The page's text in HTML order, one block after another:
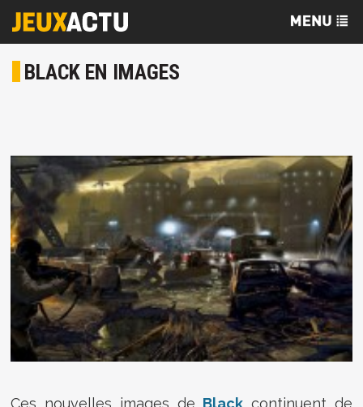
BLACK EN IMAGES
Ces nouvelles images de Black continuent de